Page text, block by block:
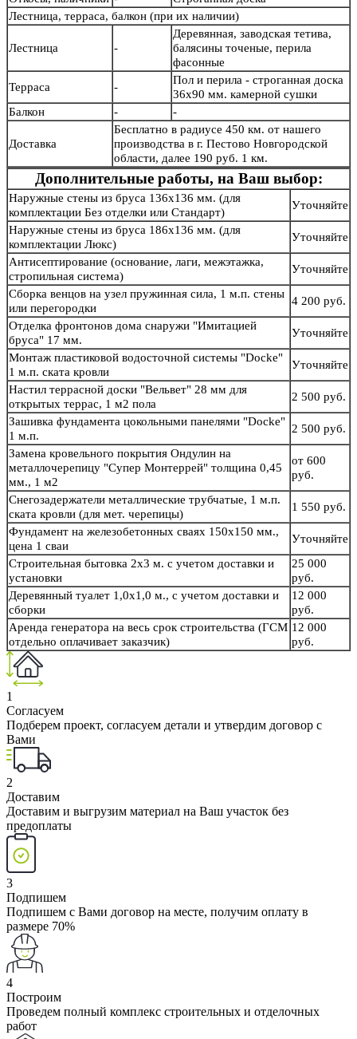
Лестница, терраса, балкон (при их наличии)
Лестница -
Деревянная, заводская тетива,
балясины точеные, перила
фасонные
Терраса
-
Пол и перила - строганная доска
36х90 мм. камерной сушки
Балкон
- -
Доставка
Бесплатно в радиусе 450 км. от нашего
производства в г. Пестово Новгородской
области, далее 190 руб. 1 км.
Дополнительные работы, на Ваш выбор:
Наружные стены из бруса 136х136 мм. (для
комплектации Без отделки или Стандарт)
Уточняйте
Наружные стены из бруса 186х136 мм. (для
комплектации Люкс)
Уточняйте
Антисептирование (основание, лаги, межэтажка,
стропильная система)
Уточняйте
Сборка венцов на узел пружинная сила, 1 м.п. стены
или перегородки
4 200 руб.
Отделка фронтонов дома снаружи "Имитацией
бруса" 17 мм.
Уточняйте
Монтаж пластиковой водосточной системы "Docke"
1 м.п. ската кровли
Уточняйте
Настил террасной доски "Вельвет" 28 мм для
открытых террас, 1 м2 пола
2 500 руб.
Зашивка фундамента цокольными панелями "Docke"
1 м.п.
2 500 руб.
Замена кровельного покрытия Ондулин на
металлочерепицу "Супер Монтеррей" толщина 0,45
мм., 1 м2
от 600
руб.
Снегозадержатели металлические трубчатые, 1 м.п.
ската кровли (для мет. черепицы)
1 550 руб.
Фундамент на железобетонных сваях 150х150 мм.,
цена 1 сваи
Уточняйте
Строительная бытовка 2х3 м. с учетом доставки и
установки
25 000
руб.
Деревянный туалет 1,0х1,0 м., с учетом доставки и
сборки
12 000
руб.
Аренда генератора на весь срок строительства (ГСМ
отдельно оплачивает заказчик)
12 000
руб.
1
Согласуем
Подберем проект, согласуем детали и утвердим договор с
Вами
2
Доставим
Доставим и выгрузим материал на Ваш участок без
предоплаты
3
Подпишем
Подпишем с Вами договор на месте, получим оплату в
размере 70%
4
Построим
Проведем полный комплекс строительных и отделочных
работ